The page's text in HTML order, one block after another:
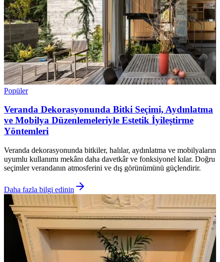
Popüler
Veranda Dekorasyonunda Bitki Seçimi, Aydınlatma
ve Mobilya Düzenlemeleriyle Estetik İyileştirme
Yöntemleri
Veranda dekorasyonunda bitkiler, halılar, aydınlatma ve mobilyaların
uyumlu kullanımı mekânı daha davetkâr ve fonksiyonel kılar. Doğru
seçimler verandanın atmosferini ve dış görünümünü güçlendirir.
Daha fazla bilgi edinin